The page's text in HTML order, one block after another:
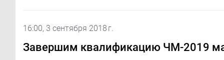
16:00, 3 сентября 2018 г.
Завершим квалификацию ЧМ-2019